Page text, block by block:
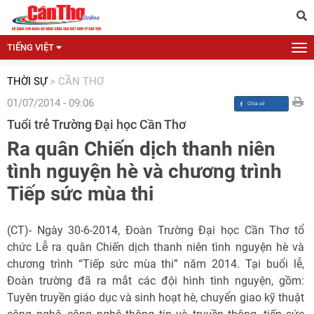
TIẾNG VIỆT
THỜI SỰ > CẦN THƠ
01/07/2014 - 09:06
Tuổi trẻ Trường Đại học Cần Thơ
Ra quân Chiến dịch thanh niên
tình nguyện hè và chương trình
Tiếp sức mùa thi
(CT)- Ngày 30-6-2014, Đoàn Trường Đại học Cần Thơ tổ
chức Lễ ra quân Chiến dịch thanh niên tình nguyện hè và
chương trình “Tiếp sức mùa thi” năm 2014. Tại buổi lễ,
Đoàn trường đã ra mắt các đội hình tình nguyện, gồm:
Tuyên truyền giáo dục và sinh hoạt hè, chuyển giao kỹ thuật